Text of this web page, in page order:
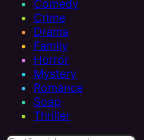
Comedy
Crime
Drama
Family
Horror
Mystery
Romance
Soap
Thriller